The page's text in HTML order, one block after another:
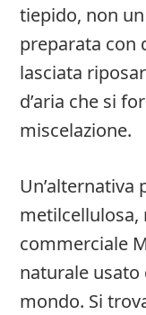
tiepido, non
preparata con
lasciata
d’aria che si
miscelazione.
Un’alternativa
metilcellulosa,
commerciale
naturale
mondo. Si